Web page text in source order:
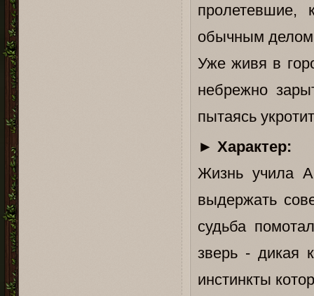
пролетевшие,
обычным делом
Уже живя в
небрежно
пытаясь
► Характер:
Жизнь учила
выдержать
судьба
зверь - дикая
инстинкты